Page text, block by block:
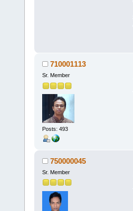
710001113
Sr. Member
Posts: 493
750000045
Sr. Member